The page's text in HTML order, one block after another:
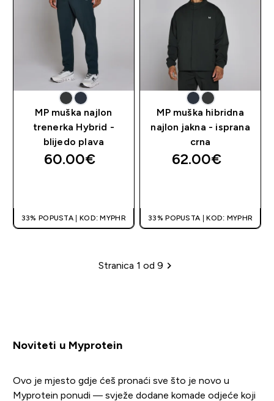
MP muška najlon
trenerka Hybrid -
blijedo plava
60.00€‎
33% POPUSTA | KOD: MYPHR
MP muška hibridna
najlon jakna - isprana
crna
62.00€‎
33% POPUSTA | KOD: MYPHR
Stranica
Stranica 1 od 9
Noviteti u Myprotein
Ovo je mjesto gdje ćeš pronaći sve što je novo u
Myprotein ponudi — svježe dodane komade odjeće koji